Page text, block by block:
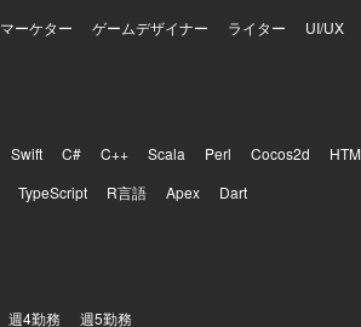
マーケター ゲームデザイナー ライター UI/UX
Swift C# C++ Scala Perl Cocos2d
TypeScript R言語 Apex Dart
週4勤務 週5勤務